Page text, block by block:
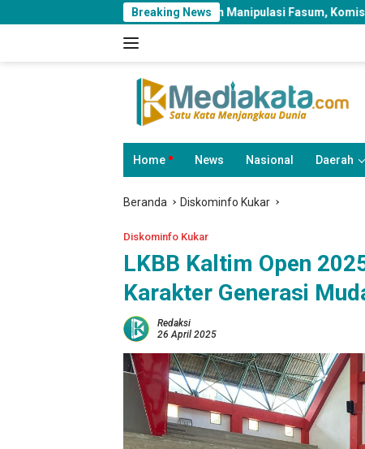
ke
Breaking News
Perumahan Manipulasi Fasum, Komisi III Dorong Audit
Home News Nasional Daerah
Beranda Diskominfo Kukar
Diskominfo Kukar
LKBB Kaltim Open
Karakter Generasi
Redaksi
26 April 2025